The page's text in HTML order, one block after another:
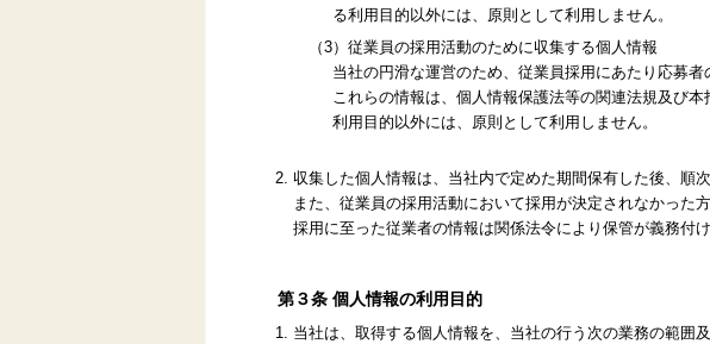
る利用目的以外には、原則として利用しません。
（3）従業員の採用活動のために収集する個人情報
当社の円滑な運営のため、従業員採用にあたり応募
これらの情報は、個人情報保護法等の関連法規及び
利用目的以外には、原則として利用しません。
収集した個人情報は、当社内で定めた期間保有した後、順
また、従業員の採用活動において採用が決定されなかった
採用に至った従業者の情報は関係法令により保管が義務付
第３条 個人情報の利用目的
当社は、取得する個人情報を、当社の行う次の業務の範囲